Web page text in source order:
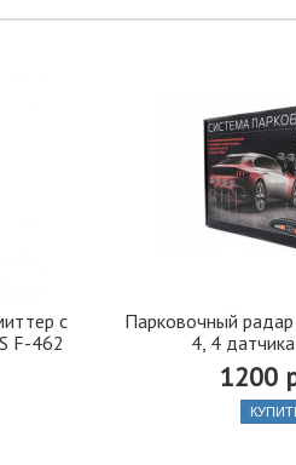
с
F-462
Парковочный
4, 4
1200